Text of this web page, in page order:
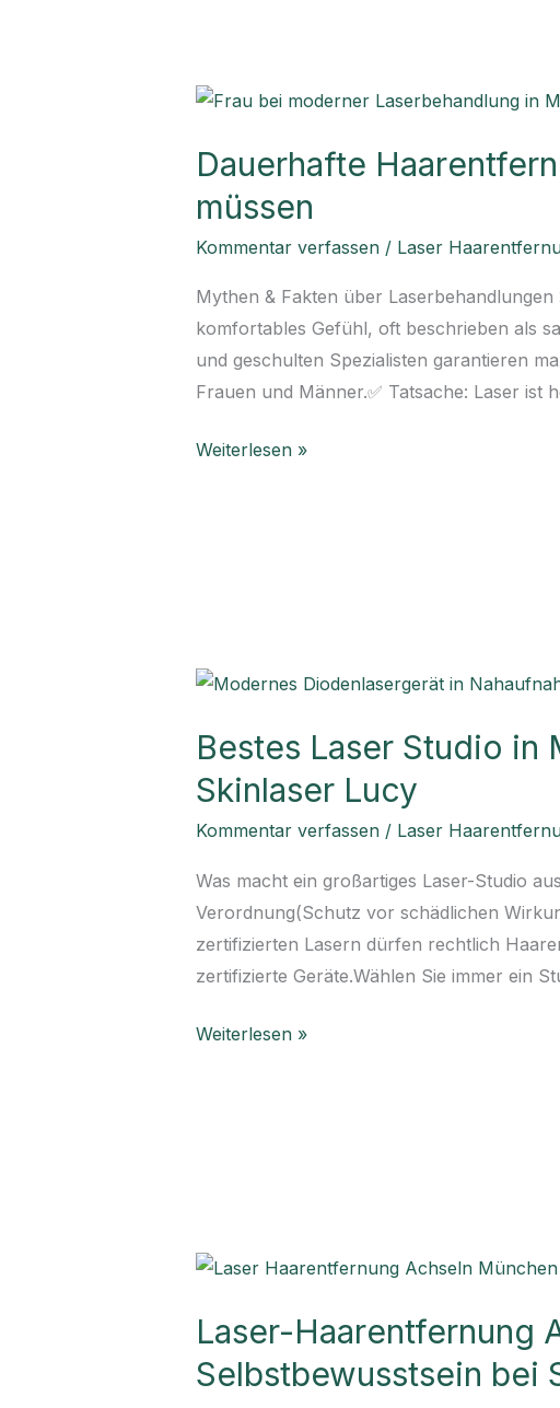
Dauerhafte
müssen
Kommentar verfassen / Laser
Mythen & Fakten über
komfortables Gefühl, oft beschrieben als
und geschulten Spezialisten garantieren
Frauen und Männer.✅ Tatsache: Laser
Dauerhafte
in
München
–
Alles,
was
Sie
wissen
müssen
Weiterlesen »
Bestes Laser Studio in
Skinlaser Lucy
Kommentar verfassen / Laser
Was macht ein großartiges Laser-Studio
Verordnung(Schutz vor schädlichen
zertifizierten Lasern dürfen rechtlich
zertifizierte Geräte.Wählen Sie immer ein
Bestes
Studio
in
München
–
Sicherheit,
Qualität
&
Expertise
Skinlaser
Weiterlesen »
Laser-Haarentfernung
Selbstbewusstsein bei
Laser-
Achseln
München
–